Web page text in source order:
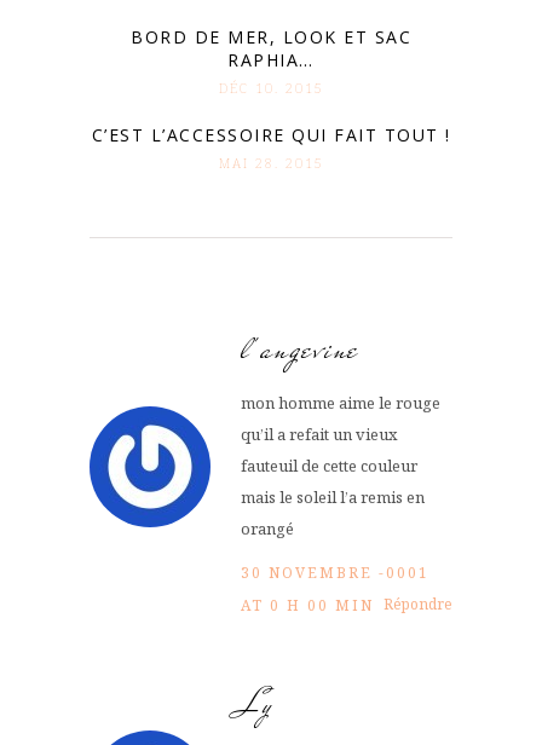
BORD DE MER, LOOK ET SAC
RAPHIA…
DÉC 10. 2015
C’EST L’ACCESSOIRE QUI FAIT TOUT !
MAI 28. 2015
l'angevine
mon homme aime le rouge
qu’il a refait un vieux
fauteuil de cette couleur
mais le soleil l’a remis en
orangé
30 NOVEMBRE -0001
AT 0 H 00 MIN Répondre
Ly